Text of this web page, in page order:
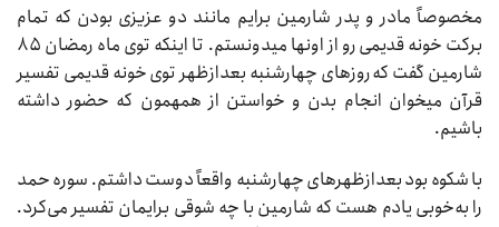
مخصوصاً مادر و پدر شارمین برایم مانند دو عزیزی بودن که تمام
برکت خونه قدیمی رو از اونها میدونستم. تا اینکه توی ماه رمضان ۸۵
شارمین گفت که روزهای چهارشنبه بعدازظهر توی خونه قدیمی تفسیر
قرآن می‏خوان انجام بدن و خواستن از همه‏مون که حضور داشته
باشیم.
با شکوه بود بعدازظهرهای چهارشنبه واقعاً دوست داشتم. سوره حمد
را به‌خوبی یادم هست که شارمین با چه شوقی برایمان تفسیر می‌کرد.